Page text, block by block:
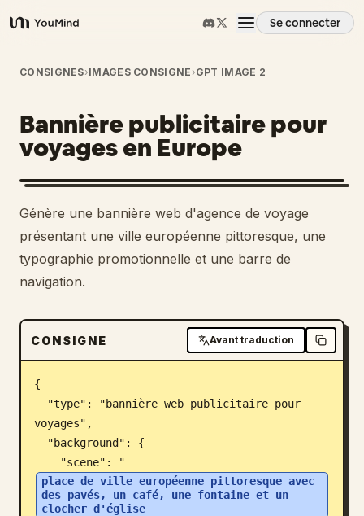
YouMind
Se connecter
Aperçu
Cas d'usage
Compétences
Invites
Tarifs
Télécharger
Blog
Mises à jour
CONSIGNES›IMAGES CONSIGNE ›GPT IMAGE 2
Bannière publicitaire pour
voyages en Europe
Génère une bannière web d'agence de voyage
présentant une ville européenne pittoresque, une
typographie promotionnelle et une barre de
navigation.
CONSIGNE Avant traduction
{
voyages",
    "scene": "
place de ville européenne pittoresque avec
des pavés, un café, une fontaine et un
clocher d'église